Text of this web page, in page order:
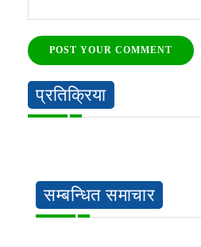
POST YOUR COMMENT
प्रतिक्रिया
सम्बन्धित समाचार